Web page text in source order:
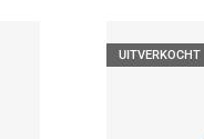
UITVERKOCHT